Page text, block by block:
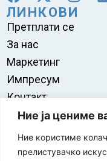
Ние ја цениме
Ние користиме
прелистувачко
ЛИНКОВИ
Претплати се
За нас
Маркетинг
Импресум
Контакт
Правила на